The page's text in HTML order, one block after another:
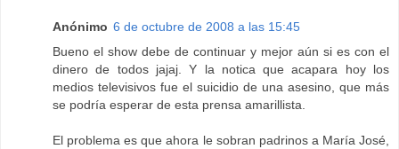
Anónimo 6 de octubre de 2008 a las 15:45
Bueno el show debe de continuar y mejor aún si es con el
dinero de todos jajaj. Y la notica que acapara hoy los
medios televisivos fue el suicidio de una asesino, que más
se podría esperar de esta prensa amarillista.
El problema es que ahora le sobran padrinos a María José,